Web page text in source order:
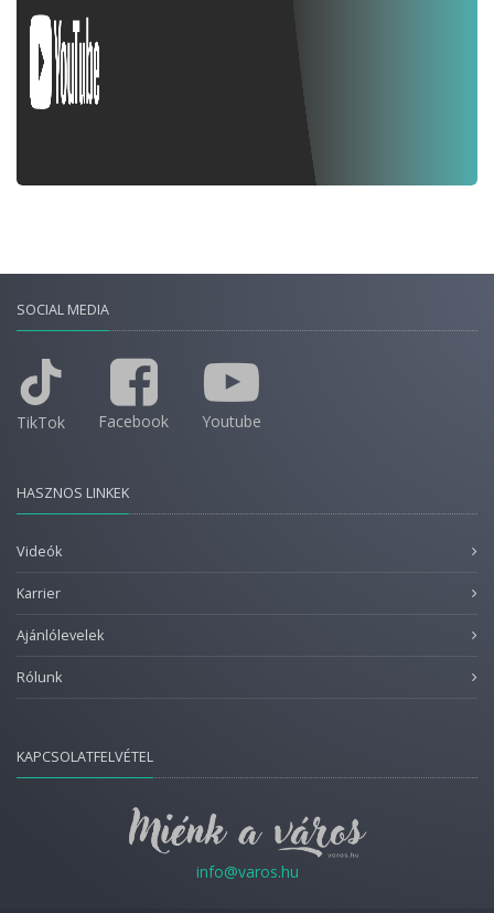
SOCIAL MEDIA
TikTok Facebook Youtube
HASZNOS LINKEK
Videók
Karrier
Ajánlólevelek
Rólunk
KAPCSOLATFELVÉTEL
info@varos.hu